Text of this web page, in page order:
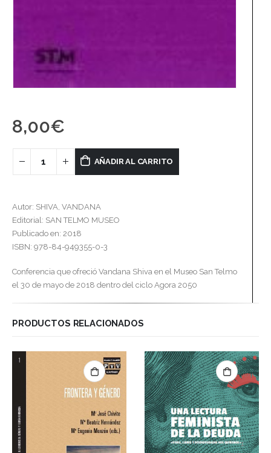
8,00€
AÑADIR AL CARRITO
Autor: SHIVA, VANDANA
Editorial: SAN TELMO MUSEO
Publicado en: 2018
ISBN: 978-84-949355-0-3
Conferencia que ofreció Vandana Shiva en el Museo San Telmo
el 30 de mayo de 2018 dentro del ciclo Agora 2050
PRODUCTOS RELACIONADOS